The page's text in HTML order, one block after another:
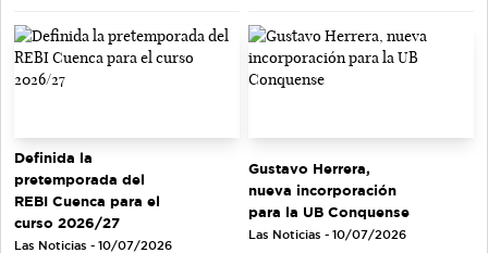
Definida la
pretemporada del
REBI Cuenca para el
curso 2026/27
Las Noticias - 10/07/2026
Gustavo Herrera,
nueva incorporación
para la UB Conquense
Las Noticias - 10/07/2026